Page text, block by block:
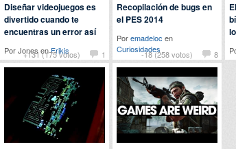
+131 (175 votos)
1
Diseñar videojuegos es
divertido cuando te
encuentras un error así
Por Jones enFrikis -18 (258 votos) 8
Recopilación de bugs en
el PES 2014
Poremadeloc en
Curiosidades